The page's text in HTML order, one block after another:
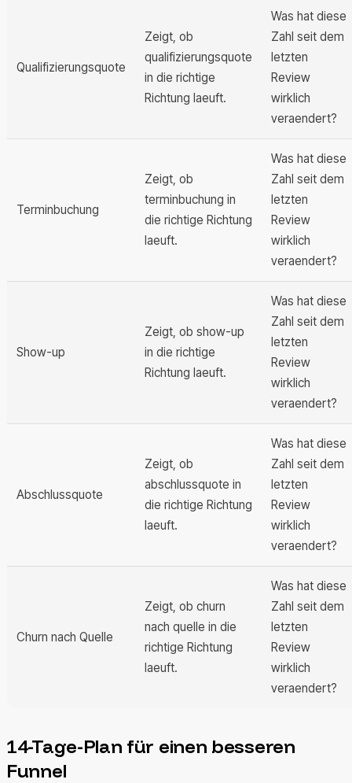
Qualifizierungsquote
Zeigt, ob
qualifizierungsquote
in die richtige
Richtung laeuft.
Was hat diese
Zahl seit dem
letzten
Review
wirklich
veraendert?
Terminbuchung
Zeigt, ob
terminbuchung in
die richtige Richtung
laeuft.
Was hat diese
Zahl seit dem
letzten
Review
wirklich
veraendert?
Show-up
Zeigt, ob show-up
in die richtige
Richtung laeuft.
Was hat diese
Zahl seit dem
letzten
Review
wirklich
veraendert?
Abschlussquote
Zeigt, ob
abschlussquote in
die richtige Richtung
laeuft.
Was hat diese
Zahl seit dem
letzten
Review
wirklich
veraendert?
Churn nach Quelle
Zeigt, ob churn
nach quelle in die
richtige Richtung
laeuft.
Was hat diese
Zahl seit dem
letzten
Review
wirklich
veraendert?
14-Tage-Plan für einen besseren
Funnel